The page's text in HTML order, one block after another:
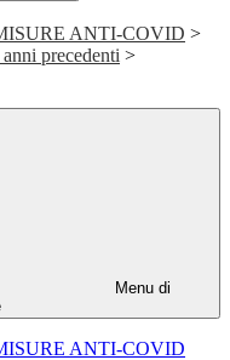
ANTI-COVID >
precedenti >
Menu di
ANTI-COVID